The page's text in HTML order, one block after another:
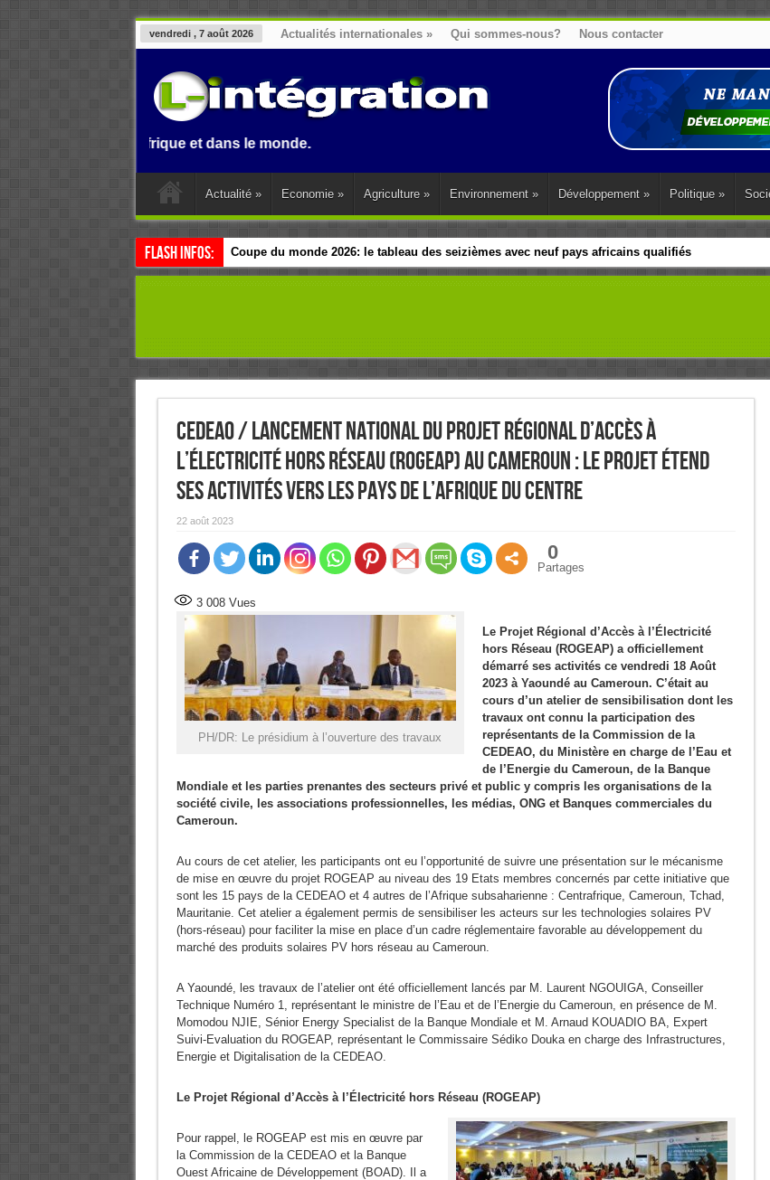
vendredi , 7 août 2026 Actualités internationales » Qui sommes-nous? Nous contacter
en Afrique et dans le monde.
Actualité » Economie » Agriculture » Environnement » Développement » Politique »
Flash Infos: Coupe du monde 2026: le tableau des seizièmes avec neuf pays africains qualifiés
Esclavage: à Accra, l’Afrique et sa diaspora tentent de parler d’une seule voix sur la question
CEDEAO / Lancement national du Projet Régional d’Accès à
l’Électricité Hors réseau (ROGEAP) au Cameroun : le projet étend
ses activités vers les pays de l’Afrique du Centre
22 août 2023
0
Partages
3 008Vues
PH/DR: Le présidium à l’ouverture des travaux
Le Projet Régional d’Accès à l’Électricité
hors Réseau (ROGEAP) a officiellement
démarré ses activités ce vendredi 18 Août
2023 à Yaoundé au Cameroun. C’était au
cours d’un atelier de sensibilisation dont les
travaux ont connu la participation des
représentants de la Commission de la
CEDEAO, du Ministère en charge de l’Eau et
de l’Energie du Cameroun, de la Banque
Mondiale et les parties prenantes des secteurs privé et public y compris les organisations de la
société civile, les associations professionnelles, les médias, ONG et Banques commerciales du
Cameroun.
Au cours de cet atelier, les participants ont eu l’opportunité de suivre une présentation sur le mécanisme
de mise en œuvre du projet ROGEAP au niveau des 19 Etats membres concernés par cette initiative que
sont les 15 pays de la CEDEAO et 4 autres de l’Afrique subsaharienne : Centrafrique, Cameroun, Tchad,
Mauritanie. Cet atelier a également permis de sensibiliser les acteurs sur les technologies solaires PV
(hors-réseau) pour faciliter la mise en place d’un cadre réglementaire favorable au développement du
marché des produits solaires PV hors réseau au Cameroun.
A Yaoundé, les travaux de l’atelier ont été officiellement lancés par M. Laurent NGOUIGA, Conseiller
Technique Numéro 1, représentant le ministre de l’Eau et de l’Energie du Cameroun, en présence de M.
Momodou NJIE, Sénior Energy Specialist de la Banque Mondiale et M. Arnaud KOUADIO BA, Expert
Suivi-Evaluation du ROGEAP, représentant le Commissaire Sédiko Douka en charge des Infrastructures,
Energie et Digitalisation de la CEDEAO.
Le Projet Régional d’Accès à l’Électricité hors Réseau (ROGEAP)
Pour rappel, le ROGEAP est mis en œuvre par
la Commission de la CEDEAO et la Banque
Ouest Africaine de Développement (BOAD). Il a